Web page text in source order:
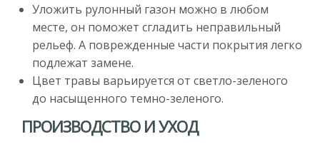
Уложить рулонный газон можно в любом
месте, он поможет сгладить неправильный
рельеф. А поврежденные части покрытия легко
подлежат замене.
Цвет травы варьируется от светло-зеленого
до насыщенного темно-зеленого.
ПРОИЗВОДСТВО И УХОД